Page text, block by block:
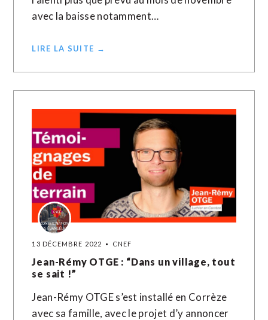
avec la baisse notamment…
LIRE LA SUITE →
13 DÉCEMBRE 2022 CNEF
Jean-Rémy OTGE : “Dans un village, tout
se sait !”
Jean-Rémy OTGE s’est installé en Corrèze
avec sa famille, avec le projet d’y annoncer